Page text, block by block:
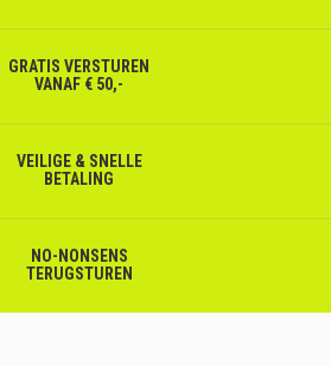
GRATIS VERSTUREN
VANAF € 50,-
VEILIGE & SNELLE
BETALING
NO-NONSENS
TERUGSTUREN